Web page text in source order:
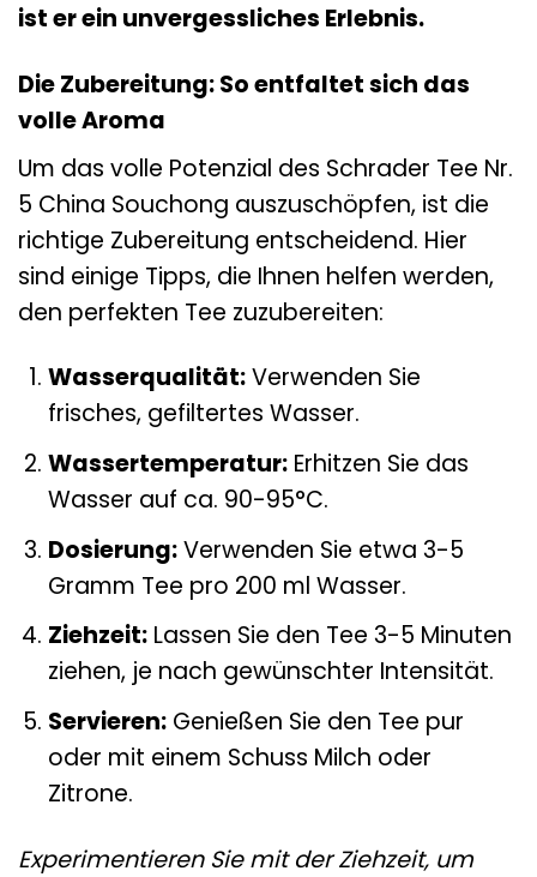
ist er ein unvergessliches Erlebnis.
Die Zubereitung: So entfaltet sich das
volle Aroma
Um das volle Potenzial des Schrader Tee Nr.
5 China Souchong auszuschöpfen, ist die
richtige Zubereitung entscheidend. Hier
sind einige Tipps, die Ihnen helfen werden,
den perfekten Tee zuzubereiten:
Wasserqualität:Verwenden Sie
frisches, gefiltertes Wasser.
Wassertemperatur:Erhitzen Sie das
Wasser auf ca. 90-95°C.
Dosierung:Verwenden Sie etwa 3-5
Gramm Tee pro 200 ml Wasser.
Ziehzeit:Lassen Sie den Tee 3-5 Minuten
ziehen, je nach gewünschter Intensität.
Servieren:Genießen Sie den Tee pur
oder mit einem Schuss Milch oder
Zitrone.
Experimentieren Sie mit der Ziehzeit, um